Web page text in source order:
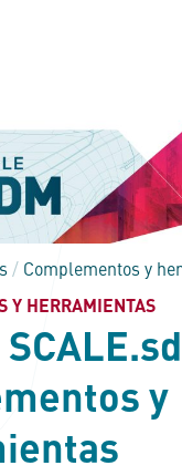
/ Complementos y
Y HERRAMIENTAS
y